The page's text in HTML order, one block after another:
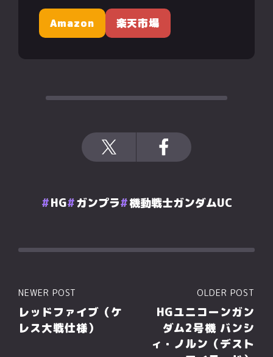
Amazon 楽天市場
HG ガンプラ 機動戦士ガンダムUC
NEWER POST
レッドファイブ（ケ
レス大戦仕様）
OLDER POST
HGユニコーンガン
ダム2号機 バンシ
ィ・ノルン（デスト